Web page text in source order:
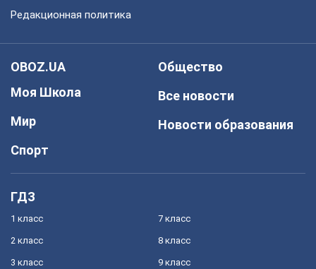
Редакционная политика
OBOZ.UA
Моя Школа
Мир
Спорт
Общество
Все новости
Новости образования
ГДЗ
1 класс
2 класс
3 класс
7 класс
8 класс
9 класс